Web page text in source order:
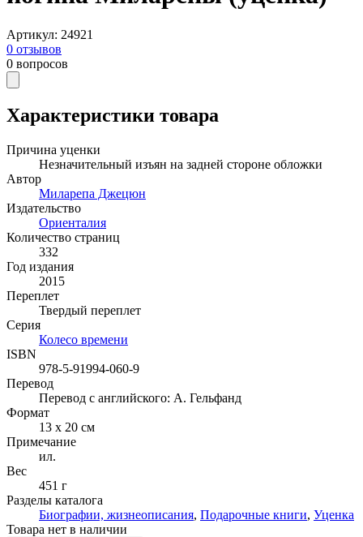
Артикул: 24921
0 отзывов
0 вопросов
Характеристики товара
Причина уценки
Незначительный изъян на задней стороне обложки
Автор
Миларепа Джецюн
Издательство
Ориенталия
Количество страниц
332
Год издания
2015
Переплет
Твердый переплет
Серия
Колесо времени
ISBN
978-5-91994-060-9
Перевод
Перевод с английского: А. Гельфанд
Формат
13 x 20 см
Примечание
ил.
Вес
451 г
Разделы каталога
Биографии, жизнеописания, Подарочные книги, Уценка
Товара нет в наличии